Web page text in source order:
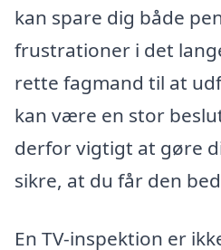
kan spare dig både
frustrationer i det
rette fagmand til at
kan være en stor
derfor vigtigt at gøre
sikre, at du får den
En TV-inspektion er